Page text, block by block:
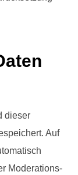
dieser
Auf
Moderations-